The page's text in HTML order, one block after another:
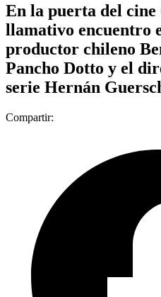
En la puerta del
llamativo encuentro
productor chileno
Pancho Dotto y el
serie Hernán
Compartir: